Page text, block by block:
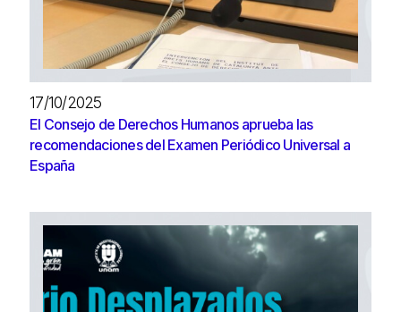
17/10/2025
El Consejo de Derechos Humanos aprueba las
recomendaciones del Examen Periódico Universal a
España